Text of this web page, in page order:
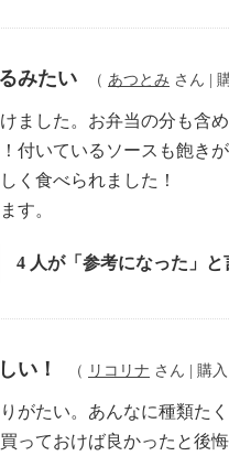
みたい （ あつとみ さん |
ました。お弁当の分も含め
付いているソースも飽き
く食べられました！
す。
4 人が「参考になった」
い！ （ リコリナ さん | 購
がたい。あんなに種類た
っておけば良かったと後